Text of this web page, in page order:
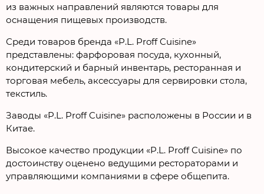
из важных направлений являются товары для
оснащения пищевых производств.
Среди товаров бренда «P.L. Proff Cuisine»
представлены: фарфоровая посуда, кухонный,
кондитерский и барный инвентарь, ресторанная и
торговая мебель, аксессуары для сервировки стола,
текстиль.
Заводы «P.L. Proff Cuisine» расположены в России и в
Китае.
Высокое качество продукции «P.L. Proff Cuisine» по
достоинству оценено ведущими рестораторами и
управляющими компаниями в сфере общепита.